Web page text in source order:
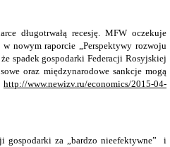
długotrwałą recesję. MFW oczekuje
nowym raporcie „Perspektywy rozwoju
spadek gospodarki Federacji Rosyjskiej
oraz międzynarodowe sankcje mogą
http://www.newizv.ru/economics/2015-04-
gospodarki za „bardzo nieefektywne” i